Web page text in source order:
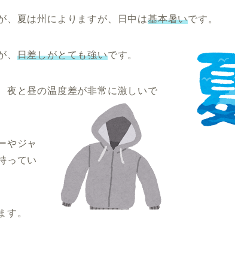
、夏は州によりますが、日中は基本暑いです。
、 日差しがとても強いです。
夜と昼の温度差が非常に激しいで
やジャ
ってい
す。